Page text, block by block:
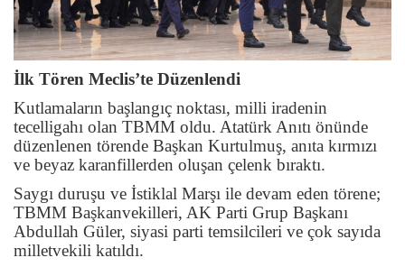
İlk Tören Meclis’te Düzenlendi
Kutlamaların başlangıç noktası, milli iradenin
tecelligahı olan TBMM oldu. Atatürk Anıtı önünde
düzenlenen törende Başkan Kurtulmuş, anıta kırmızı
ve beyaz karanfillerden oluşan çelenk bıraktı.
Saygı duruşu ve İstiklal Marşı ile devam eden törene;
TBMM Başkanvekilleri, AK Parti Grup Başkanı
Abdullah Güler, siyasi parti temsilcileri ve çok sayıda
milletvekili katıldı.